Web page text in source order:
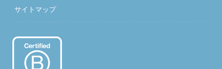
サイトマップ